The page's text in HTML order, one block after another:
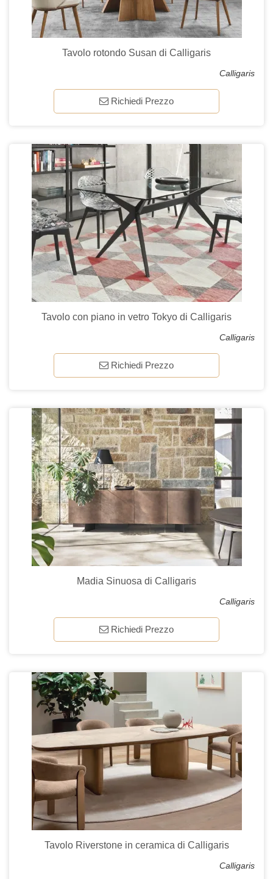
Tavolo rotondo Susan di Calligaris
Calligaris
Richiedi Prezzo
Tavolo con piano in vetro Tokyo di Calligaris
Calligaris
Richiedi Prezzo
Madia Sinuosa di Calligaris
Calligaris
Richiedi Prezzo
Tavolo Riverstone in ceramica di Calligaris
Calligaris